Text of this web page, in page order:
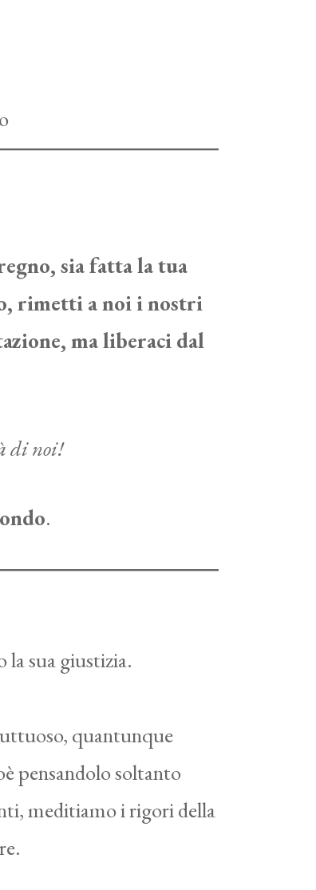
sia fatta la tua
rimetti a noi i nostri
ma liberaci dal
di noi!
.
sua giustizia.
quantunque
pensandolo soltanto
meditiamo i rigori della